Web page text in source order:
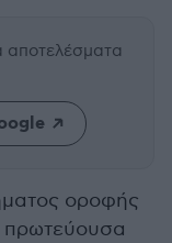
αποτελέσματα
οροφής
πρωτεύουσα